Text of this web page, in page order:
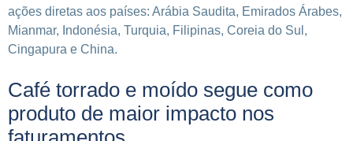
ações diretas aos países: Arábia Saudita, Emirados Árabes,
Mianmar, Indonésia, Turquia, Filipinas, Coreia do Sul,
Cingapura e China.
Café torrado e moído segue como
produto de maior impacto nos